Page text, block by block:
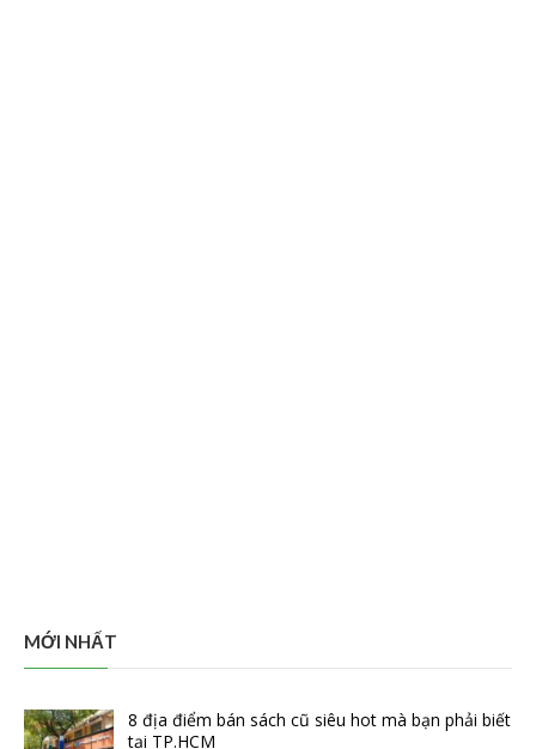
MỚI NHẤT
8 địa điểm bán sách cũ siêu hot mà bạn phải biết
tại TP.HCM